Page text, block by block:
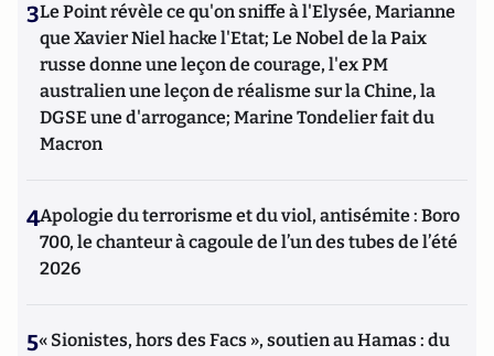
3Le Point révèle ce qu'on sniffe à l'Elysée, Marianne
que Xavier Niel hacke l'Etat; Le Nobel de la Paix
russe donne une leçon de courage, l'ex PM
australien une leçon de réalisme sur la Chine, la
DGSE une d'arrogance; Marine Tondelier fait du
Macron
4Apologie du terrorisme et du viol, antisémite : Boro
700, le chanteur à cagoule de l’un des tubes de l’été
2026
5« Sionistes, hors des Facs », soutien au Hamas : du